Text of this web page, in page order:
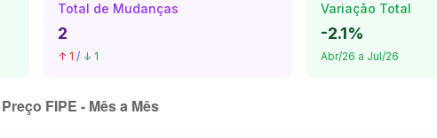
Total de Mudanças
2
↑ 1 / ↓ 1
Variação Total
-2.1%
Abr/26 a Jul/26